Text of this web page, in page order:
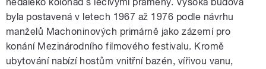
byla postavená v letech 1967 až 1976 podle návrhu
manželů Machoninových primárně jako zázemí pro
konání Mezinárodního filmového festivalu. Kromě
ubytování nabízí hostům vnitřní bazén, vířivou vanu,